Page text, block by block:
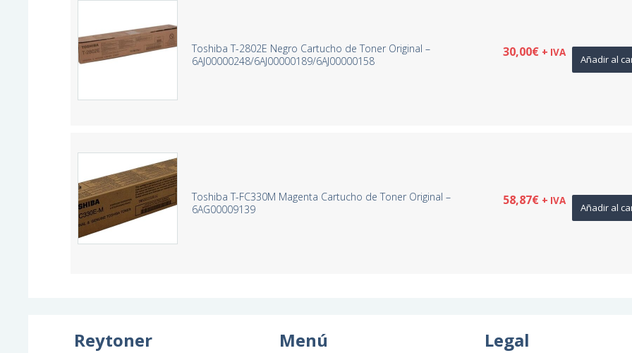
Toshiba T-2802E Negro Cartucho de Toner Original –
6AJ00000248/6AJ00000189/6AJ00000158
30,00€ + IVA
Añadir al
Toshiba T-FC330M Magenta Cartucho de Toner Original –
6AG00009139
58,87€ + IVA
Añadir al
Reytoner Menú Legal